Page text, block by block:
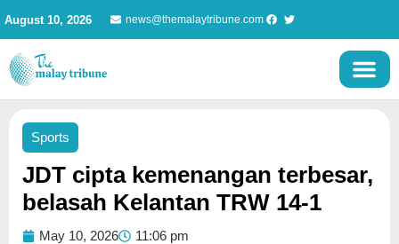
content
August 10, 2026 news@themalaytribune.com
Sports
JDT cipta kemenangan terbesar,
belasah Kelantan TRW 14-1
May 10, 2026 11:06 pm